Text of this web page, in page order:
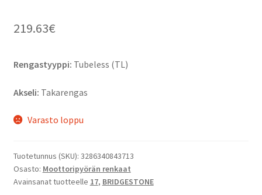
219.63€
Rengastyyppi: Tubeless (TL)
Akseli: Takarengas
Varasto loppu
Tuotetunnus (SKU): 3286340843713
Osasto: Moottoripyörän renkaat
Avainsanat tuotteelle 17, BRIDGESTONE